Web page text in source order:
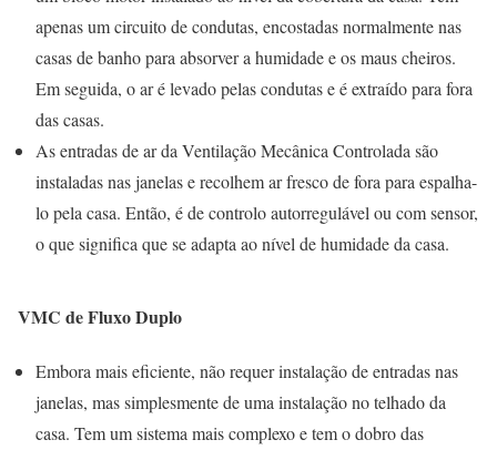
apenas um circuito de condutas, encostadas normalmente nas
casas de banho para absorver a humidade e os maus cheiros.
Em seguida, o ar é levado pelas condutas e é extraído para fora
das casas.
As entradas de ar da Ventilação Mecânica Controlada são
instaladas nas janelas e recolhem ar fresco de fora para espalha-
lo pela casa. Então, é de controlo autorregulável ou com sensor,
o que significa que se adapta ao nível de humidade da casa.
VMC de Fluxo Duplo
Embora mais eficiente, não requer instalação de entradas nas
janelas, mas simplesmente de uma instalação no telhado da
casa. Tem um sistema mais complexo e tem o dobro das